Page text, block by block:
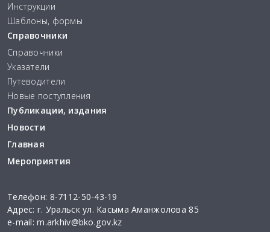
Инструкции
Шаблоны, формы
Справочники
Справочники
Указатели
Путеводители
Новые поступления
Публикации, издания
Новости
Главная
Мероприятия
Телефон: 8-7112-50-43-19
Адрес: г. Уральск ул. Касыма Аманжолова 85
e-mail:m.arkhiv@bko.gov.kz